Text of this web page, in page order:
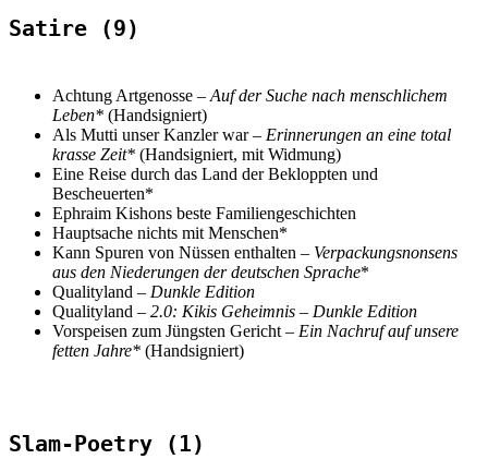
Satire (9)
Achtung Artgenosse – Auf der Suche nach menschlichem
Leben* (Handsigniert)
Als Mutti unser Kanzler war – Erinnerungen an eine total
krasse Zeit* (Handsigniert, mit Widmung)
Eine Reise durch das Land der Bekloppten und
Bescheuerten*
Ephraim Kishons beste Familiengeschichten
Hauptsache nichts mit Menschen*
Kann Spuren von Nüssen enthalten – Verpackungsnonsens
aus den Niederungen der deutschen Sprache*
Qualityland – Dunkle Edition
Qualityland – 2.0: Kikis Geheimnis – Dunkle Edition
Vorspeisen zum Jüngsten Gericht – Ein Nachruf auf unsere
fetten Jahre* (Handsigniert)
Slam-Poetry (1)